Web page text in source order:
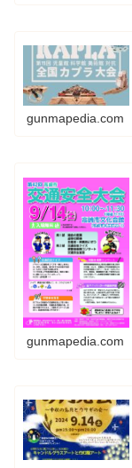
gunmapedia.com
gunmapedia.com